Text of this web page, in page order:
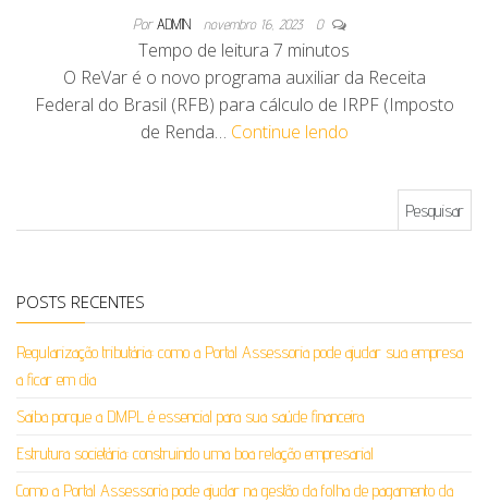
Por ADMIN novembro 16, 2023 0
Tempo de leitura 7 minutos
O ReVar é o novo programa auxiliar da Receita
Federal do Brasil (RFB) para cálculo de IRPF (Imposto
de Renda… Continue lendo
POSTS RECENTES
Regularização tributária: como a Portal Assessoria pode ajudar sua empresa
a ficar em dia
Saiba porque a DMPL é essencial para sua saúde financeira
Estrutura societária: construindo uma boa relação empresarial
Como a Portal Assessoria pode ajudar na gestão da folha de pagamento da